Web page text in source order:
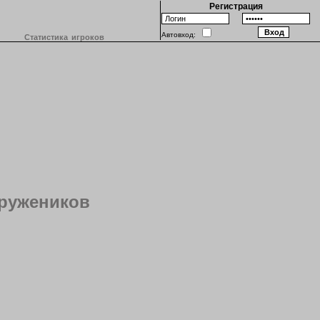
Статистика игроков
Регистрация
Автовход: